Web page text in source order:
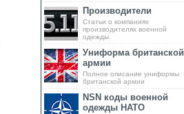
Производители
Статьи о компаниях
производителях военной
одежды.
Униформа британской
армии
Полное описание униформы
британской армии
NSN коды военной
одежды НАТО